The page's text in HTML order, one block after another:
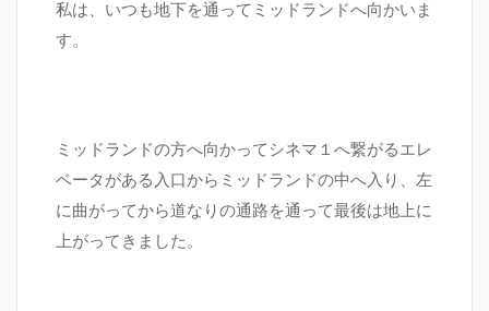
私は、いつも地下を通ってミッドランドへ向かいま
す。
ミッドランドの方へ向かってシネマ１へ繋がるエレ
ベータがある入口からミッドランドの中へ入り、左
に曲がってから道なりの通路を通って最後は地上に
上がってきました。